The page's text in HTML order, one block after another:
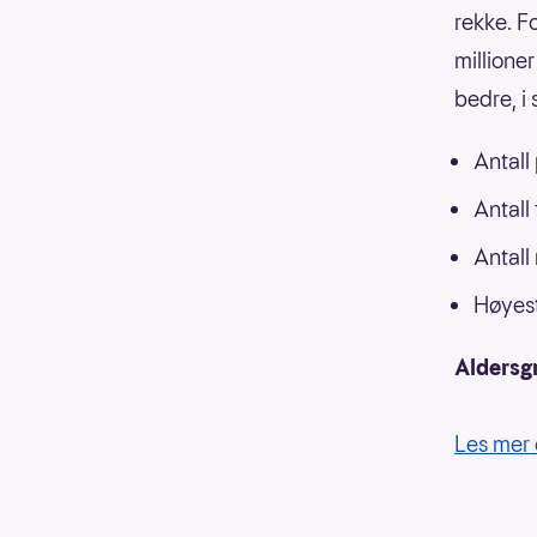
rekke.
bedre, i
Antall
Antall
Les